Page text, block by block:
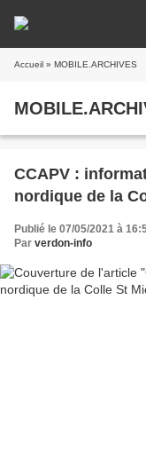
Accueil » MOBILE.ARCHIVES
CCAPV : information sur la saison du centre
nordique de la
Publié le 07/05/2021 à
Par verdon-info